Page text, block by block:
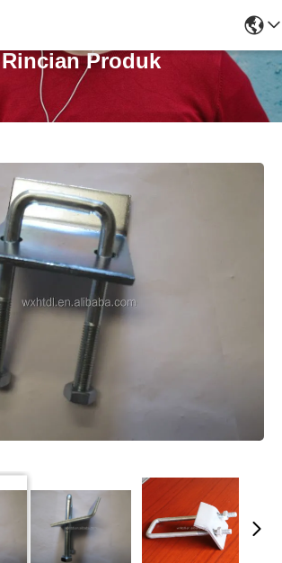
Rincian Produk